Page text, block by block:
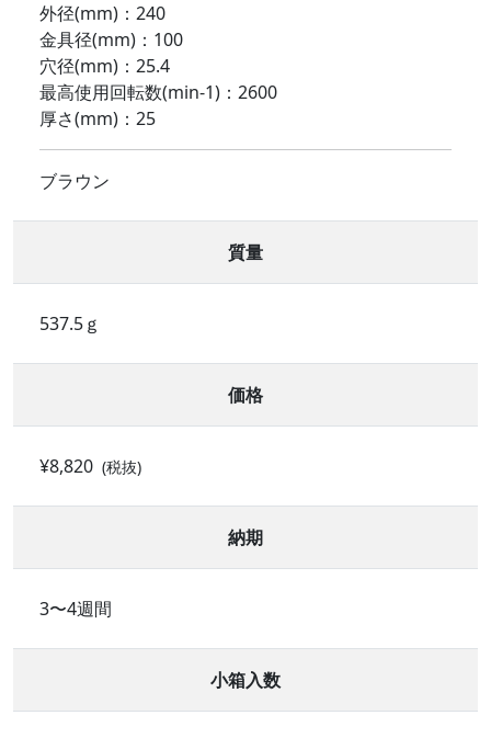
外径(mm)：240
金具径(mm)：100
穴径(mm)：25.4
最高使用回転数(min-1)：2600
厚さ(mm)：25
ブラウン
質量
537.5ｇ
価格
¥8,820 (税抜)
納期
3〜4週間
小箱入数